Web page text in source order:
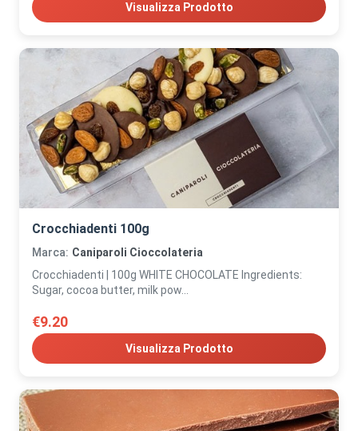
Visualizza Prodotto
Crocchiadenti 100g
Marca: Caniparoli Cioccolateria
Crocchiadenti | 100g WHITE CHOCOLATE Ingredients:
Sugar, cocoa butter, milk pow...
€9.20
Visualizza Prodotto